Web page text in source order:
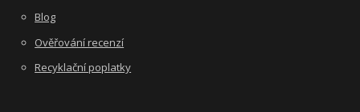
Blog
Ověřování recenzí
Recyklační poplatky